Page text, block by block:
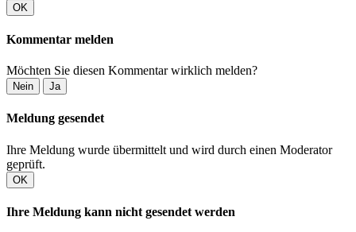
OK
Kommentar melden
Möchten Sie diesen Kommentar wirklich melden?
Nein Ja
Meldung gesendet
Ihre Meldung wurde übermittelt und wird durch einen Moderator
geprüft.
OK
Ihre Meldung kann nicht gesendet werden